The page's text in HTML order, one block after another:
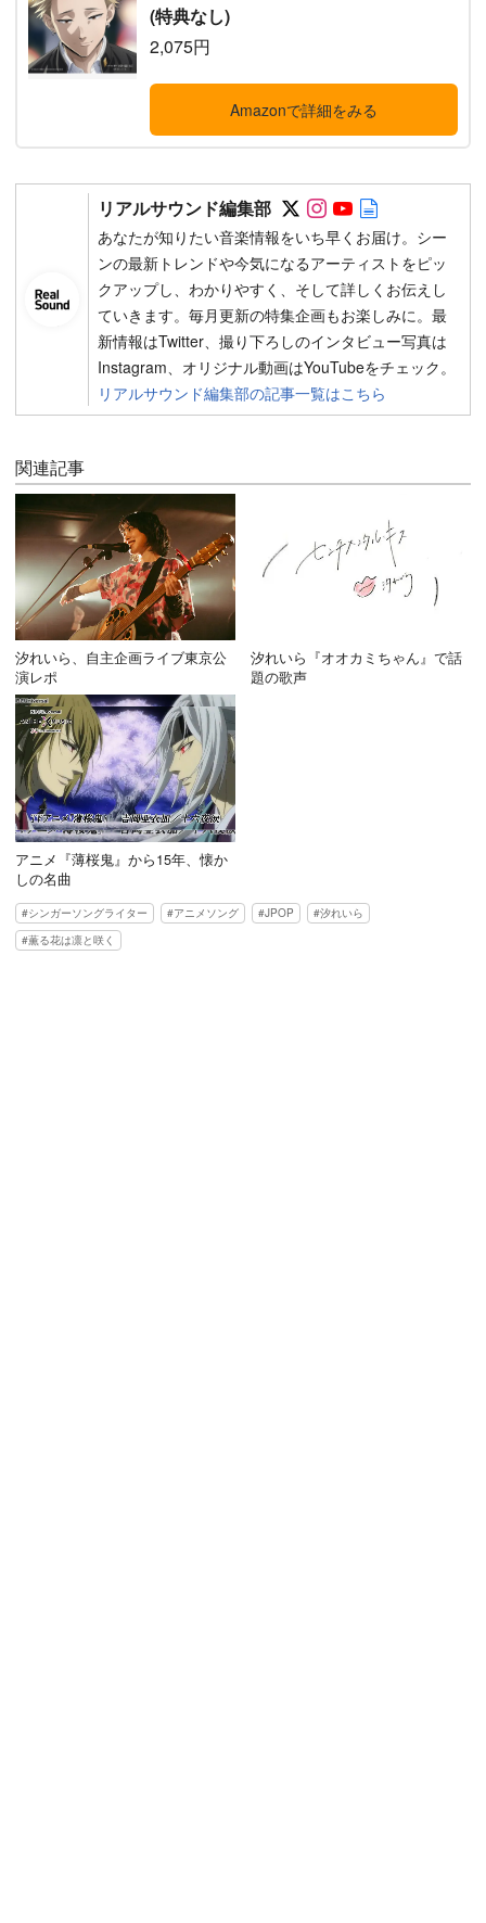
(特典なし)
2,075円
Amazonで詳細をみる
リアルサウンド編集部 Follow on SNS
Follow on SNS
Follow on
あなたが知りたい音楽情報をいち早くお届け。シー
ンの最新トレンドや今気になるアーティストをピッ
クアップし、わかりやすく、そして詳しくお伝えし
ていきます。毎月更新の特集企画もお楽しみに。最
新情報はTwitter、撮り下ろしのインタビュー写真は
Instagram、オリジナル動画はYouTubeをチェック。
リアルサウンド編集部の記事一覧はこちら
関連記事
汐れいら、自主企画ライブ東京公
演レポ
汐れいら『オオカミちゃん』で話
題の歌声
アニメ『薄桜鬼』から15年、懐か
しの名曲
シンガーソングライター アニメソング JPOP
汐れいら
薫る花は凛と咲く